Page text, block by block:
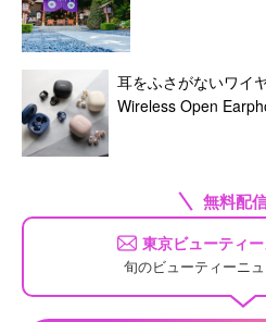
耳をふさがないワイ
Wireless Open
無料配
東京ビューティ
旬のビューティーニ